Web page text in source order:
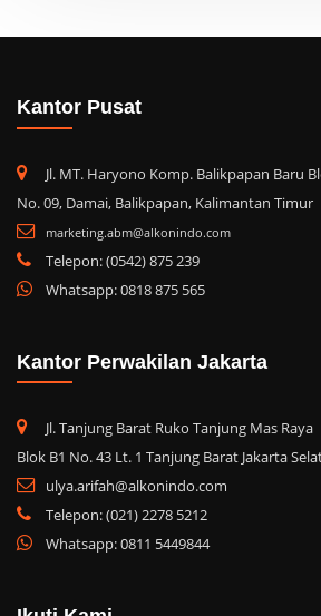
Kantor Pusat
Jl. MT. Haryono Komp. Balikpapan Baru
No. 09, Damai, Balikpapan, Kalimantan Timur
marketing.abm@alkonindo.com
Telepon: (0542) 875 239
Whatsapp: 0818 875 565
Kantor Perwakilan Jakarta
Jl. Tanjung Barat Ruko Tanjung Mas Raya
Blok B1 No. 43 Lt. 1 Tanjung Barat Jakarta
ulya.arifah@alkonindo.com
Telepon: (021) 2278 5212
Whatsapp: 0811 5449844